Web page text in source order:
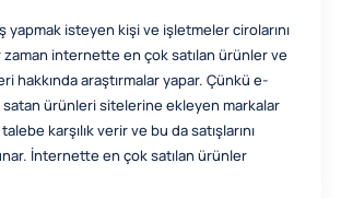
yapmak isteyen kişi ve işletmeler cirolarını
zaman internette en çok satılan ürünler ve
hakkında araştırmalar yapar. Çünkü e-
ürünleri sitelerine ekleyen markalar
karşılık verir ve bu da satışlarını
İnternette en çok satılan ürünler